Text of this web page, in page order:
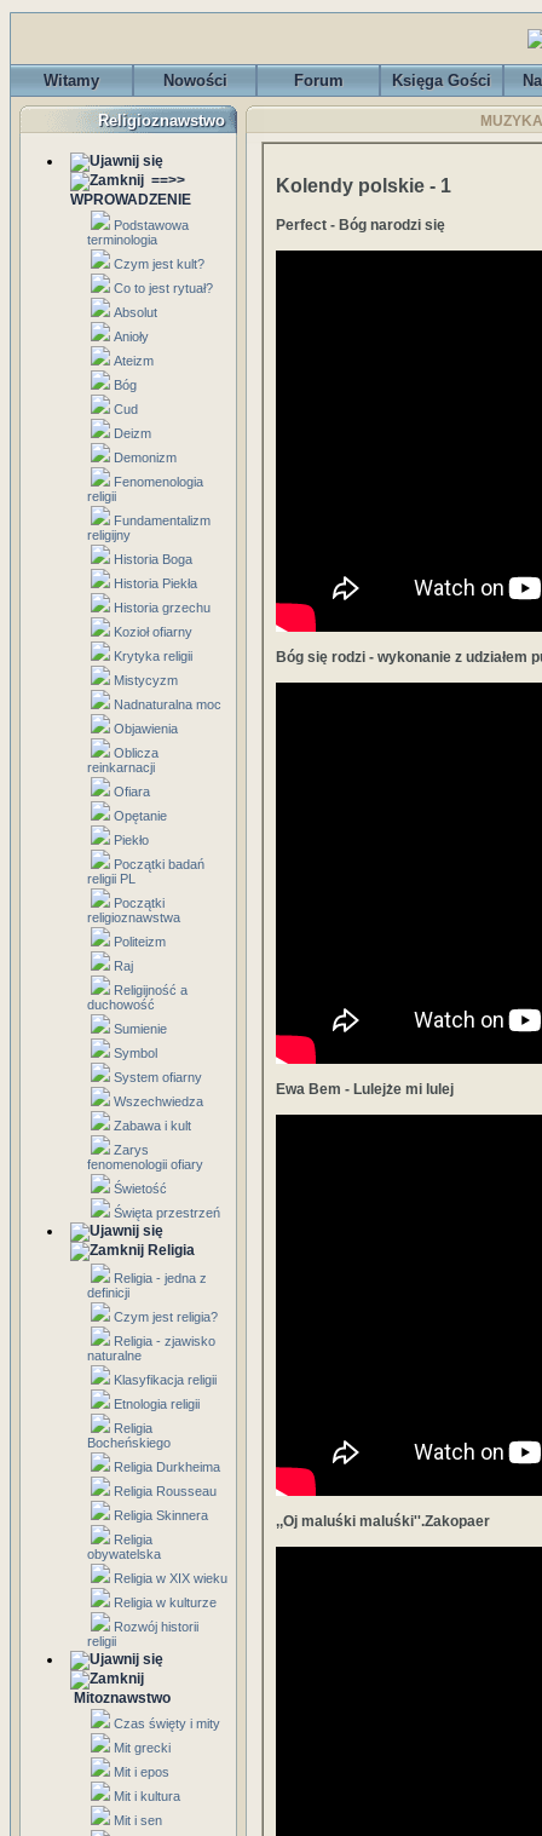
Witamy Nowości Forum Księga Gości
Religioznawstwo
==>>
WPROWADZENIE
Podstawowa
terminologia
Czym jest kult?
Co to jest rytuał?
Absolut
Anioły
Ateizm
Bóg
Cud
Deizm
Demonizm
Fenomenologia
religii
Fundamentalizm
religijny
Historia Boga
Historia Piekła
Historia grzechu
Kozioł ofiarny
Krytyka religii
Mistycyzm
Nadnaturalna moc
Objawienia
Oblicza
reinkarnacji
Ofiara
Opętanie
Piekło
Początki badań
religii PL
Początki
religioznawstwa
Politeizm
Raj
Religijność a
duchowość
Sumienie
Symbol
System ofiarny
Wszechwiedza
Zabawa i kult
Zarys
fenomenologii ofiary
Świetość
Święta przestrzeń
Religia
Religia - jedna z
definicji
Czym jest religia?
Religia - zjawisko
naturalne
Klasyfikacja religii
Etnologia religii
Religia
Bocheńskiego
Religia Durkheima
Religia Rousseau
Religia Skinnera
Religia
obywatelska
Religia w XIX wieku
Religia w kulturze
Rozwój historii
religii
Mitoznawstwo
Czas święty i mity
Mit grecki
Mit i epos
Mit i kultura
Mit i sen
Kolendy polskie - 1
Perfect - Bóg narodzi się
Bóg się rodzi - wykonanie z udziałem
Ewa Bem - Lulejże mi lulej
,,Oj maluśki maluśki''.Zakopaer